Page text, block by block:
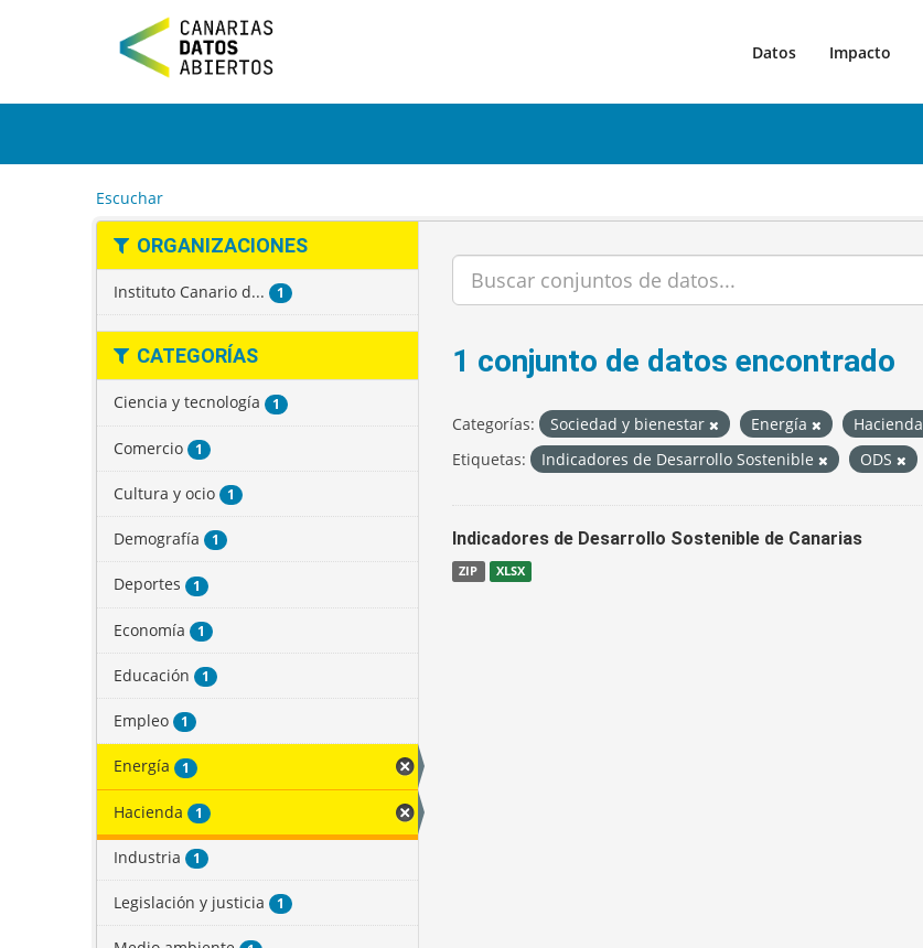
t
Datos Impacto
Escuchar
ORGANIZACIONES
Instituto Canario d... 1
CATEGORÍAS
Ciencia y tecnología 1
Comercio 1
Cultura y ocio 1
Demografía 1
Deportes 1
Economía 1
Educación 1
Empleo 1
Energía 1
Hacienda 1
Industria 1
Legislación y justicia 1
1 conjunto de datos encontrado
Categorías: Sociedad y bienestar Energía
Hacienda
Etiquetas:
Indicadores de Desarrollo Sostenible ODS
Indicadores de Desarrollo Sostenible de Canarias
ZIP XLSX